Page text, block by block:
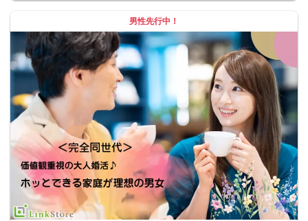
男性先行中！